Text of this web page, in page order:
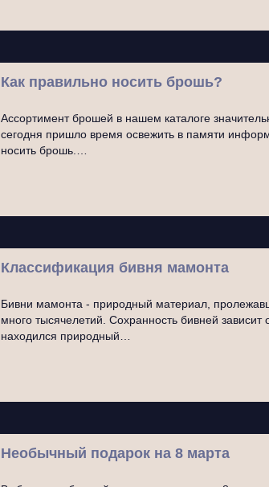
Как правильно носить брошь?
Ассортимент брошей в нашем каталоге
сегодня пришло время освежить в памяти
носить брошь.…
Классификация бивня мамонта
Бивни мамонта - природный материал,
много тысячелетий. Сохранность бивней зависит
находился природный…
Необычный подарок на 8 марта